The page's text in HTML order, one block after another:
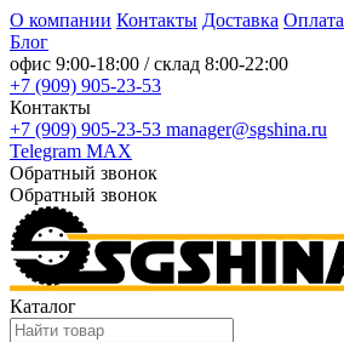
О компании Контакты Доставка Оплата
Блог
офис 9:00-18:00 / склад 8:00-22:00
+7 (909) 905-23-53
Контакты
+7 (909) 905-23-53 manager@sgshina.ru
Telegram MAX
Обратный звонок
Обратный звонок
Каталог